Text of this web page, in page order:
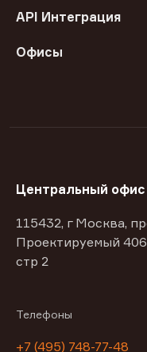
API Интеграция
Офисы
Центральный офис
115432, г Москва,
Проектируемый
стр 2
Телефоны
+7 (495) 748-77-48